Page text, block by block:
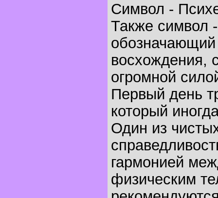
Символ -
Также символ
обозначающий
восхождения,
огромной
Первый день
который
Один из
гармонией
физическим